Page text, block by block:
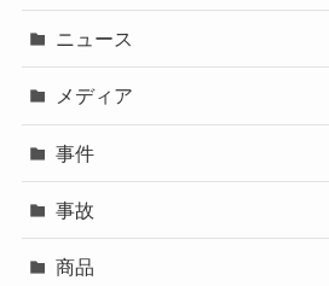
ニュース
メディア
事件
事故
商品